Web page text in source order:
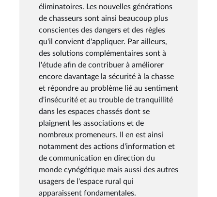
éliminatoires. Les nouvelles générations
de chasseurs sont ainsi beaucoup plus
conscientes des dangers et des règles
qu'il convient d'appliquer. Par ailleurs,
des solutions complémentaires sont à
l'étude afin de contribuer à améliorer
encore davantage la sécurité à la chasse
et répondre au problème lié au sentiment
d'insécurité et au trouble de tranquillité
dans les espaces chassés dont se
plaignent les associations et de
nombreux promeneurs. Il en est ainsi
notamment des actions d'information et
de communication en direction du
monde cynégétique mais aussi des autres
usagers de l'espace rural qui
apparaissent fondamentales.